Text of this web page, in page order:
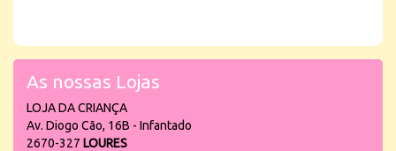
As nossas Lojas
LOJA DA CRIANÇA
Av. Diogo Cão, 16B - Infantado
2670-327 LOURES